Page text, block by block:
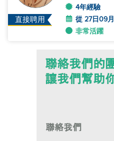
直接聘用
4年經驗
從 27日09
非常活躍